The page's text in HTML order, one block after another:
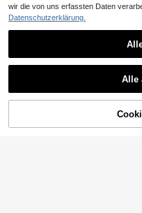
Sorry, dieses
2 3
wir die von uns erfassten Daten
Datenschutzerklärung.
Alle